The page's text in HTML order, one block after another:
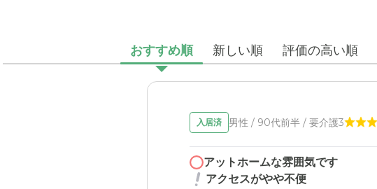
おすすめ順 新しい順 評価の高い順
入居済 男性 / 90代前半 / 要介護3
アットホームな雰囲気です
アクセスがやや不便